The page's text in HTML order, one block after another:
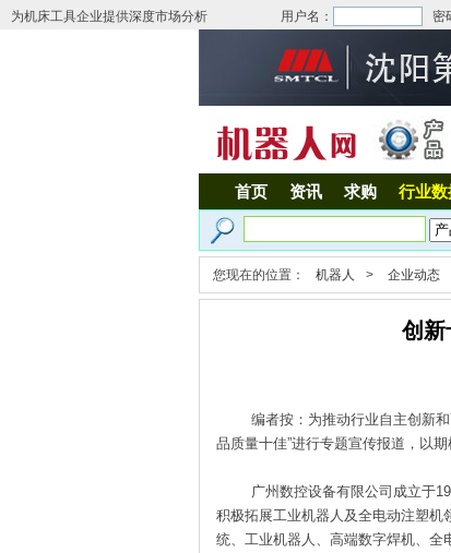
为机床工具企业提供深度市场分析 用户名： 密
首页 资讯 求购 行业数
您现在的位置： 机器人 > 企业动态
创新
编者按：为推动行业自主创新和高
品质量十佳”进行专题宣传报道，以期
广州数控设备有限公司成立于
积极拓展工业机器人及全电动注塑
统、工业机器人、高端数字焊机、